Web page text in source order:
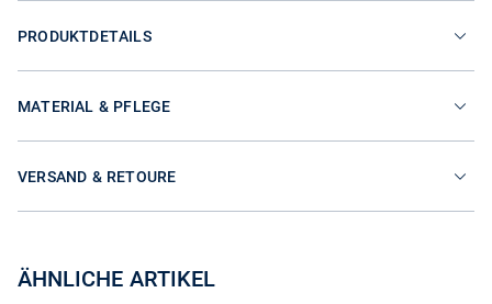
PRODUKTDETAILS
MATERIAL & PFLEGE
VERSAND & RETOURE
ÄHNLICHE ARTIKEL